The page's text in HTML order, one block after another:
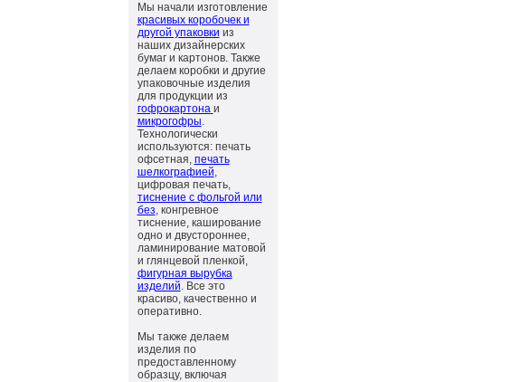
Мы начали изготовление
красивых коробочек и
другой упаковки из
наших дизайнерских
бумаг и картонов. Также
делаем коробки и другие
упаковочные изделия
для продукции из
гофрокартона и
микрогофры.
Технологически
используются: печать
офсетная, печать
шелкографией,
цифровая печать,
тиснение с фольгой или
без, конгревное
тиснение, каширование
одно и двустороннее,
ламинирование матовой
и глянцевой пленкой,
фигурная вырубка
изделий. Все это
красиво, качественно и
оперативно.
Мы также делаем
изделия по
предоставленному
образцу, включая